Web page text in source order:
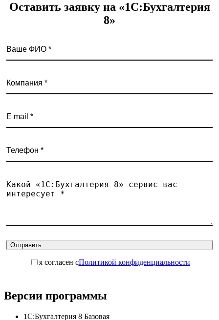
Оставить заявку на «1С:Бухгалтерия
8»
Отправить
я согласен сПолитикой конфиденциальности
Версии программы
1С:Бухгалтерия 8 Базовая